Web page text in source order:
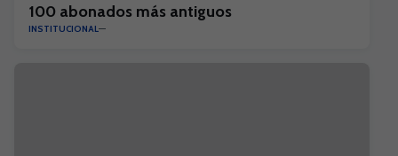
100 abonados más antiguos
INSTITUCIONAL